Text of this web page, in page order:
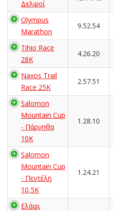
Δελφοί
Olympus
Marathon
9.52.54
Tihio Race
28K
4.26.20
Naxos Trail
Race 25K
2.57.51
Salomon
Mountain Cup
- Πάρνηθα
10Κ
1.28.10
Salomon
Mountain Cup
- Πεντέλη
10,5Κ
1.24.21
Ελάφι